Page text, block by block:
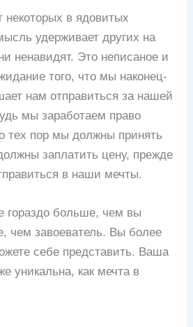
некоторых в ядовитых
удерживает других на
ненавидят. Это неписаное и
того, что мы наконец-
нам отправиться за нашей
мы заработаем право
тех пор мы должны принять
заплатить цену, прежде
в наши мечты.
гораздо больше, чем вы
чем завоеватель. Вы более
себе представить. Ваша
уникальна, как мечта в